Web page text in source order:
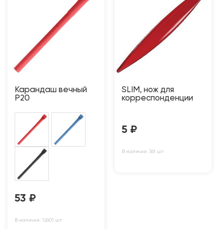
Карандаш вечный
P20
53 ₽
В наличии: 12601 шт
SLIM, нож для
корреспонденции
5 ₽
В наличии: 361 шт